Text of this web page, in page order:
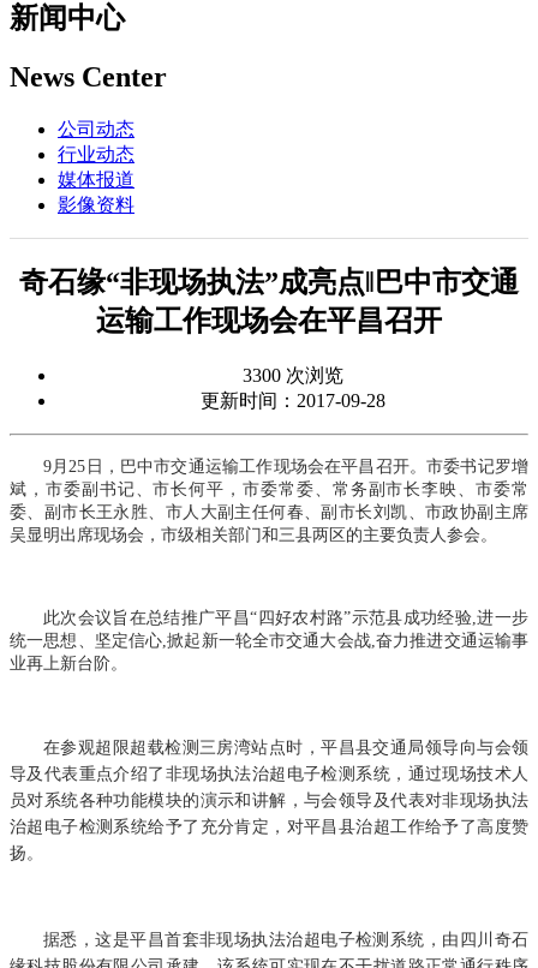
新闻中心
News Center
公司动态
行业动态
媒体报道
影像资料
奇石缘“非现场执法”成亮点‖巴中市交通
运输工作现场会在平昌召开
3300 次浏览
更新时间：2017-09-28
9月25日，巴中市交通运输工作现场会在平昌召开。市委书记罗增
斌，市委副书记、市长何平，市委常委、常务副市长李映、市委常
委、副市长王永胜、市人大副主任何春、副市长刘凯、市政协副主席
吴显明出席现场会，市级相关部门和三县两区的主要负责人参会。
此次会议旨在总结推广平昌“四好农村路”示范县成功经验,进一步
统一思想、坚定信心,掀起新一轮全市交通大会战,奋力推进交通运输事
业再上新台阶。
在参观超限超载检测三房湾站点时，平昌县交通局领导向与会领
导及代表重点介绍了非现场执法治超电子检测系统，通过现场技术人
员对系统各种功能模块的演示和讲解，与会领导及代表对非现场执法
治超电子检测系统给予了充分肯定，对平昌县治超工作给予了高度赞
扬。
据悉，这是平昌首套非现场执法治超电子检测系统，由四川奇石